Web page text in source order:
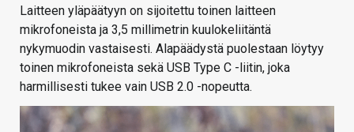
Laitteen yläpäätyyn on sijoitettu toinen laitteen
mikrofoneista ja 3,5 millimetrin kuulokeliitäntä
nykymuodin vastaisesti. Alapäädystä puolestaan löytyy
toinen mikrofoneista sekä USB Type C -liitin, joka
harmillisesti tukee vain USB 2.0 -nopeutta.